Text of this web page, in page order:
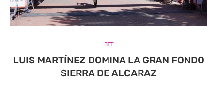
BTT
LUIS MARTÍNEZ DOMINA LA GRAN FONDO
SIERRA DE ALCARAZ